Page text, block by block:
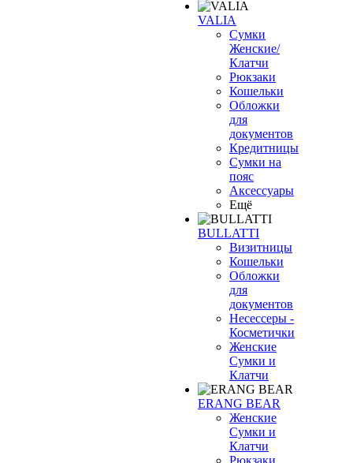
VALIA
Сумки
Женские/
Клатчи
Рюкзаки
Кошельки
Обложки
для
документов
Кредитницы
Сумки на
пояс
Аксессуары
Ещё
BULLATTI
Визитницы
Кошельки
Обложки
для
документов
Несессеры -
Косметички
Женские
Сумки и
Клатчи
ERANG BEAR
Женские
Сумки и
Клатчи